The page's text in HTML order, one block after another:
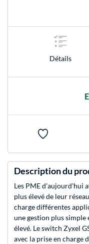
Détails
Description du
Les PME d'aujourd'hui
plus élevé de leur
charge différentes
une gestion plus simple
élevé. Le switch Zyxel
avec la prise en charge